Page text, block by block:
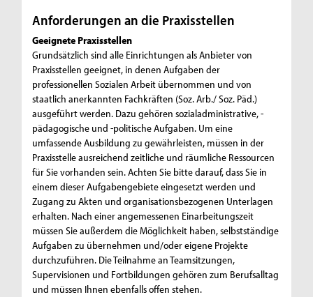
Anforderungen an die Praxisstellen
Geeignete Praxisstellen
Grundsätzlich sind alle Einrichtungen als Anbieter von
Praxisstellen geeignet, in denen Aufgaben der
professionellen Sozialen Arbeit übernommen und von
staatlich anerkannten Fachkräften (Soz. Arb./ Soz. Päd.)
ausgeführt werden. Dazu gehören sozialadministrative, -
pädagogische und -politische Aufgaben. Um eine
umfassende Ausbildung zu gewährleisten, müssen in der
Praxisstelle ausreichend zeitliche und räumliche Ressourcen
für Sie vorhanden sein. Achten Sie bitte darauf, dass Sie in
einem dieser Aufgabengebiete eingesetzt werden und
Zugang zu Akten und organisationsbezogenen Unterlagen
erhalten. Nach einer angemessenen Einarbeitungszeit
müssen Sie außerdem die Möglichkeit haben, selbstständige
Aufgaben zu übernehmen und/oder eigene Projekte
durchzuführen. Die Teilnahme an Teamsitzungen,
Supervisionen und Fortbildungen gehören zum Berufsalltag
und müssen Ihnen ebenfalls offen stehen.